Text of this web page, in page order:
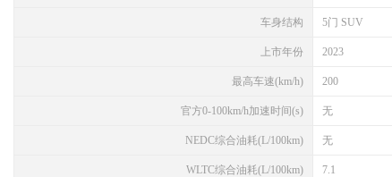
车身结构 5门 SUV
上市年份 2023
最高车速(km/h) 200
官方0-100km/h加速时间(s) 无
NEDC综合油耗(L/100km) 无
WLTC综合油耗(L/100km) 7.1